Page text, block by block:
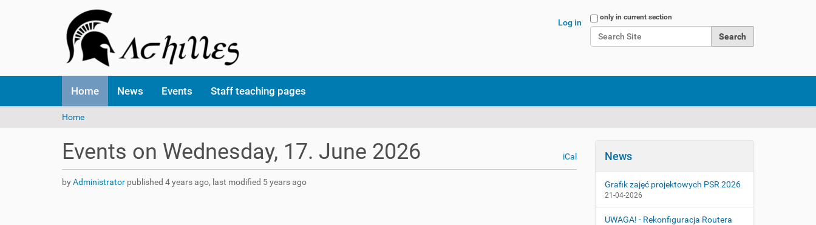
Search Site
only in current section
Log in
v
Home News Events Staff teaching pages
Y
a
e
Home
Events on Wednesday, 17. June 2026 iCal
byAdministrator published 4 years ago, last modified 5 years ago
News
Grafik zajęć projektowych PSR 2026
21-04-2026
UWAGA! - Rekonfiguracja Routera